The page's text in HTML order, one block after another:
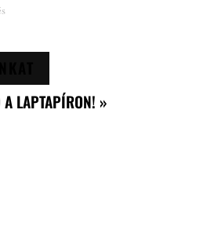
A LAPTAPÍRON! »